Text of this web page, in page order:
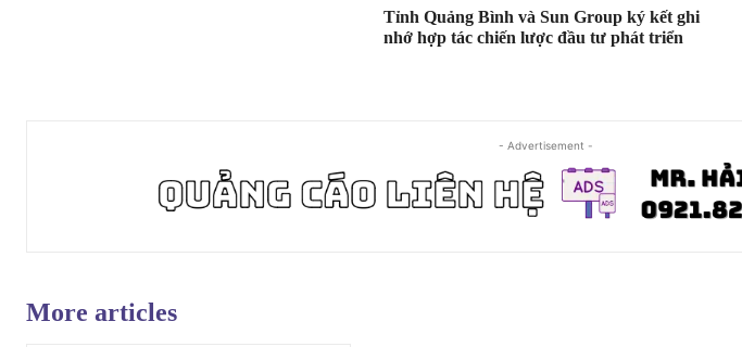
Tỉnh Quảng Bình và Sun Group ký kết ghi
nhớ hợp tác chiến lược đầu tư phát triển
- Advertisement -
More articles